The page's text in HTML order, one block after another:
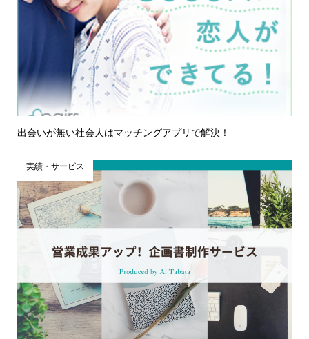
出会いが無い社会人はマッチングアプリで解決！
実績・サービス